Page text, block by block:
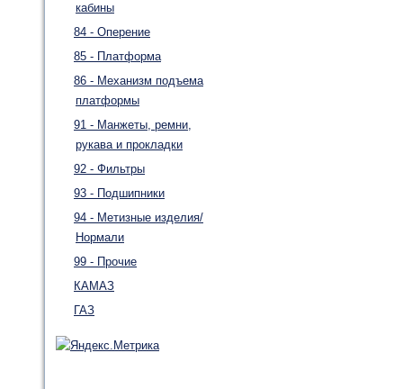
кабины
84 - Оперение
85 - Платформа
86 - Механизм подъема
платформы
91 - Манжеты, ремни,
рукава и прокладки
92 - Фильтры
93 - Подшипники
94 - Метизные изделия/
Нормали
99 - Прочие
КАМАЗ
ГАЗ